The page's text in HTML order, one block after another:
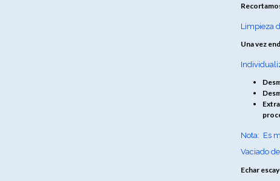
Limpieza
Una vez
Nota: Es
Vaciado
Echar